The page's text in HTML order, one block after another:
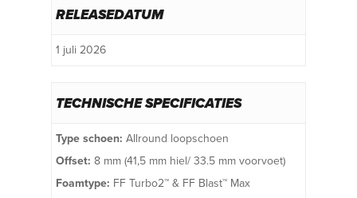
RELEASEDATUM
1 juli 2026
TECHNISCHE SPECIFICATIES
Type schoen: Allround loopschoen
Offset: 8 mm (41,5 mm hiel/ 33.5 mm voorvoet)
Foamtype: FF Turbo2™ & FF Blast™ Max